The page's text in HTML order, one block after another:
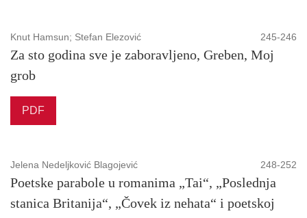
Knut Hamsun; Stefan Elezović 245-246
Za sto godina sve je zaboravljeno, Greben, Moj
grob
PDF
Jelena Nedeljković Blagojević 248-252
Poetske parabole u romanima „Tai“, „Poslednja
stanica Britanija“, „Čovek iz nehata“ i poetskoj